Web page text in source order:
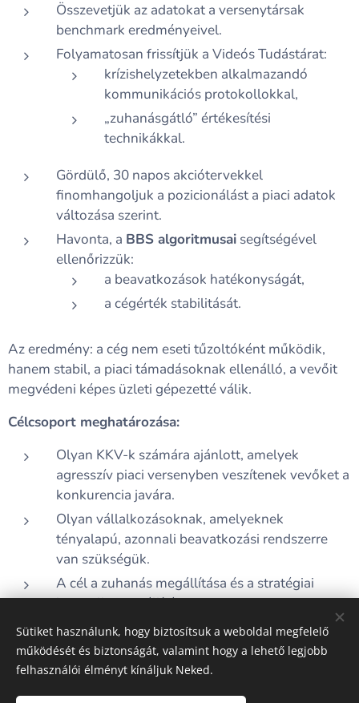
Összevetjük az adatokat a versenytársak
benchmark eredményeivel.
Folyamatosan frissítjük a Videós Tudástárat:
krízishelyzetekben alkalmazandó
kommunikációs protokollokkal,
„zuhanásgátló” értékesítési
technikákkal.
Gördülő, 30 napos akciótervekkel
finomhangoljuk a pozicionálást a piaci adatok
változása szerint.
Havonta, a BBS algoritmusai segítségével
ellenőrizzük:
a beavatkozások hatékonyságát,
a cégérték stabilitását.
Az eredmény: a cég nem eseti tűzoltóként működik,
hanem stabil, a piaci támadásoknak ellenálló, a vevőit
megvédeni képes üzleti gépezetté válik.
Célcsoport meghatározása:
Olyan KKV-k számára ajánlott, amelyek
agresszív piaci versenyben veszítenek vevőket a
konkurencia javára.
Olyan vállalkozásoknak, amelyeknek
tényalapú, azonnali beavatkozási rendszerre
van szükségük.
A cél a zuhanás megállítása és a stratégiai
kontroll visszaállítása.
Sütiket használunk, hogy biztosítsuk a weboldal megfelelő
működését és biztonságát, valamint hogy a lehető legjobb
felhasználói élményt kínáljuk Neked.